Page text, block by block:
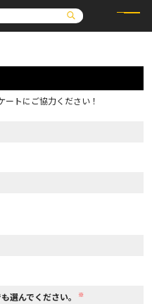
ライトノベル
ロサージュノベルス
通販・NEWS
OVERLAP STORE
トにご協力ください！
選んでください。 ※